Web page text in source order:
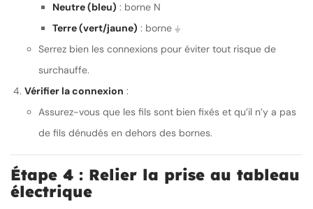
Neutre (bleu) : borne N
Terre (vert/jaune) : borne ⏚
Serrez bien les connexions pour éviter tout risque de
surchauffe.
Vérifier la connexion :
Assurez-vous que les fils sont bien fixés et qu’il n’y a pas
de fils dénudés en dehors des bornes.
Étape 4 : Relier la prise au tableau
électrique